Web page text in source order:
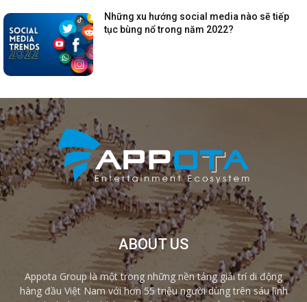
Những xu hướng social media nào sẽ tiếp
tục bùng nổ trong năm 2022?
ABOUT US
Appota Group là một trong những nền tảng giải trí di động
hàng đầu Việt Nam với hơn 55 triệu người dùng trên sáu lĩnh